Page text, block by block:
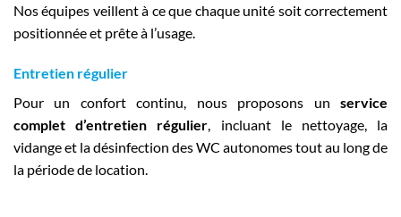
Nos équipes veillent à ce que chaque unité soit correctement
positionnée et prête à l’usage.
Entretien régulier
Pour un confort continu, nous proposons un service
complet d’entretien régulier, incluant le nettoyage, la
vidange et la désinfection des WC autonomes tout au long de
la période de location.